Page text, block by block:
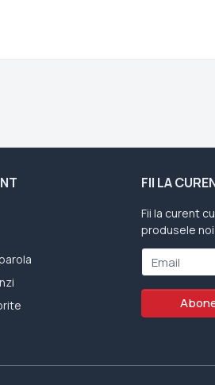
FII LA
Fii la curent
produsele
Email